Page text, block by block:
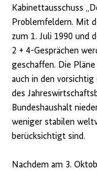
Kabinettausschuss
Problemfeldern. Mit
zum 1. Juli 1990 und
2 + 4-Gesprächen
geschaffen. Die
auch in den
des
Bundeshaushalt
weniger stabilen
berücksichtigt sind.
Nachdem am 3.